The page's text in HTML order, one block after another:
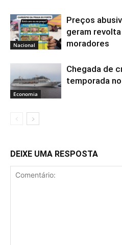
Nacional
Preços
geram
moradores
Economia
Chegada de
temporada
DEIXE UMA RESPOSTA